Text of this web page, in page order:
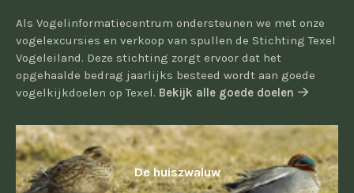
Als Vogelinformatiecentrum ondersteunen we met onze
vogelexcursies en verkoop van spullen de Stichting Texel
Vogeleiland. Deze stichting zorgt ervoor dat het
opgehaalde bedrag jaarlijks besteed wordt aan goede
vogelkijkdoelen op Texel. Bekijk alle goede doelen
De huiszwaluw